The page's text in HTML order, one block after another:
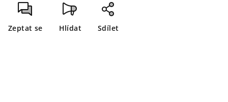
Zeptat se Hlídat Sdílet